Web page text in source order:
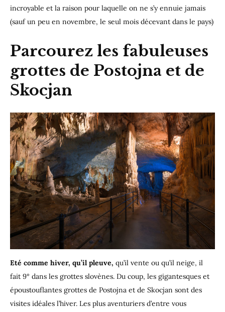
incroyable et la raison pour laquelle on ne s’y ennuie jamais
(sauf un peu en novembre, le seul mois décevant dans le pays)
Parcourez les fabuleuses
grottes de Postojna et de
Skocjan
Eté comme hiver, qu’il pleuve, qu’il vente ou qu’il neige, il
fait 9° dans les grottes slovènes. Du coup, les gigantesques et
époustouflantes grottes de Postojna et de Skocjan sont des
visites idéales l’hiver. Les plus aventuriers d’entre vous